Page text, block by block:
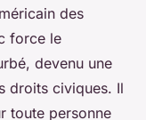
des
force le
devenu une
droits civiques. Il
toute personne